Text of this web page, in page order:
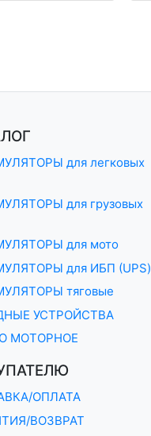
для легковых
для грузовых
для мото
для ИБП (UPS)
тяговые
УСТРОЙСТВА
МОТОРНОЕ
ОПЛАТА
ВОЗВРАТ